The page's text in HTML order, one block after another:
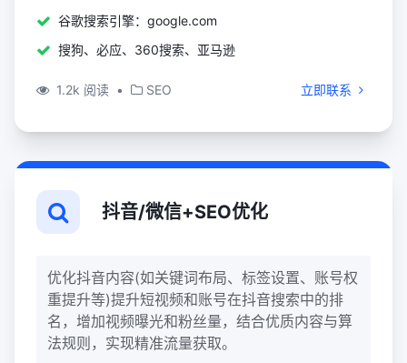
谷歌搜索引擎：google.com
搜狗、必应、360搜索、亚马逊
1.2k 阅读 • SEO 立即联系
抖音/微信+SEO优化
优化抖音内容(如关键词布局、标签设置、账号权
重提升等)提升短视频和账号在抖音搜索中的排
名，增加视频曝光和粉丝量，结合优质内容与算
法规则，实现精准流量获取。